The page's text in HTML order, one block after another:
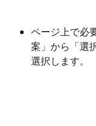
ページ上で必
案」から「選
選択します。